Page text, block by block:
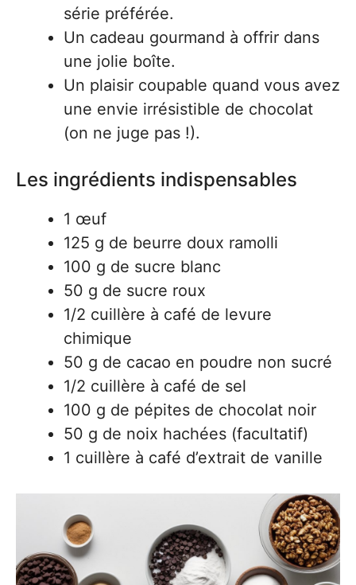
série préférée.
Un cadeau gourmand à offrir dans
une jolie boîte.
Un plaisir coupable quand vous avez
une envie irrésistible de chocolat
(on ne juge pas !).
Les ingrédients indispensables
1 œuf
125 g de beurre doux ramolli
100 g de sucre blanc
50 g de sucre roux
1/2 cuillère à café de levure
chimique
50 g de cacao en poudre non sucré
1/2 cuillère à café de sel
100 g de pépites de chocolat noir
50 g de noix hachées (facultatif)
1 cuillère à café d’extrait de vanille